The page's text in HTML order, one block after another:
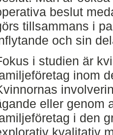
beslut
tillsammans i
och sin
i studien är
inom
eller genom
i den
kvalitativ